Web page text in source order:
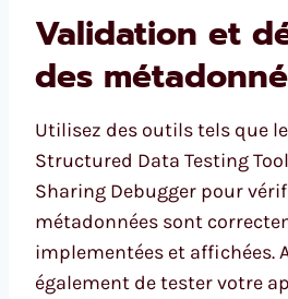
Validation et
des
Utilisez des outils tels que
Structured Data Testing
Sharing Debugger pour
métadonnées sont
implementées et affichées.
également de tester votre